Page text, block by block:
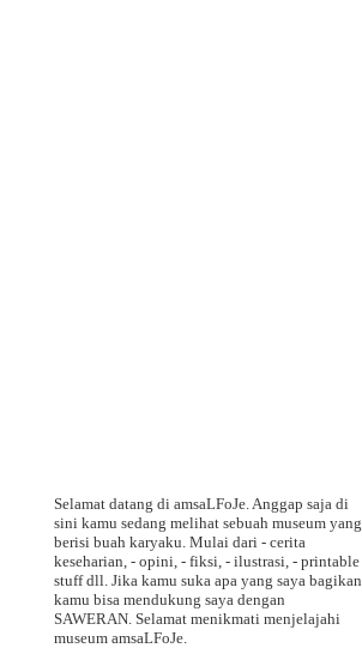
Selamat datang di amsaLFoJe. Anggap saja di
sini kamu sedang melihat sebuah museum yang
berisi buah karyaku. Mulai dari - cerita
keseharian, - opini, - fiksi, - ilustrasi, - printable
stuff dll. Jika kamu suka apa yang saya bagikan,
kamu bisa mendukung saya dengan
SAWERAN. Selamat menikmati menjelajahi
museum amsaLFoJe.